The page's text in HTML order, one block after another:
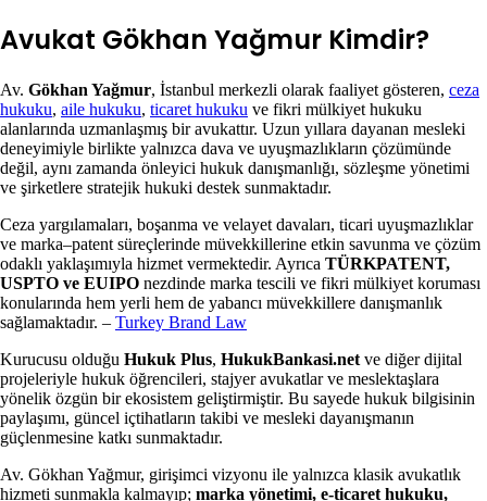
Avukat Gökhan Yağmur Kimdir?
Av. Gökhan Yağmur, İstanbul merkezli olarak faaliyet gösteren, ceza
hukuku, aile hukuku, ticaret hukuku ve fikri mülkiyet hukuku
alanlarında uzmanlaşmış bir avukattır. Uzun yıllara dayanan mesleki
deneyimiyle birlikte yalnızca dava ve uyuşmazlıkların çözümünde
değil, aynı zamanda önleyici hukuk danışmanlığı, sözleşme yönetimi
ve şirketlere stratejik hukuki destek sunmaktadır.
Ceza yargılamaları, boşanma ve velayet davaları, ticari uyuşmazlıklar
ve marka–patent süreçlerinde müvekkillerine etkin savunma ve çözüm
odaklı yaklaşımıyla hizmet vermektedir. Ayrıca TÜRKPATENT,
USPTO ve EUIPO nezdinde marka tescili ve fikri mülkiyet koruması
konularında hem yerli hem de yabancı müvekkillere danışmanlık
sağlamaktadır. – Turkey Brand Law
Kurucusu olduğu Hukuk Plus, HukukBankasi.net ve diğer dijital
projeleriyle hukuk öğrencileri, stajyer avukatlar ve meslektaşlara
yönelik özgün bir ekosistem geliştirmiştir. Bu sayede hukuk bilgisinin
paylaşımı, güncel içtihatların takibi ve mesleki dayanışmanın
güçlenmesine katkı sunmaktadır.
Av. Gökhan Yağmur, girişimci vizyonu ile yalnızca klasik avukatlık
hizmeti sunmakla kalmayıp; marka yönetimi, e-ticaret hukuku,